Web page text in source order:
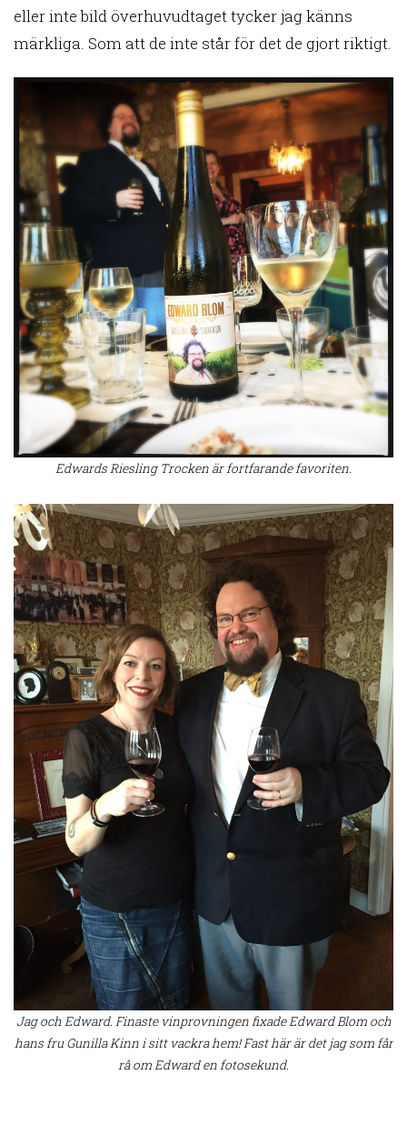
eller inte bild överhuvudtaget tycker jag känns
märkliga. Som att de inte står för det de gjort riktigt.
Edwards Riesling Trocken är fortfarande favoriten.
Jag och Edward. Finaste vinprovningen fixade Edward Blom och
hans fru Gunilla Kinn i sitt vackra hem! Fast här är det jag som får
rå om Edward en fotosekund.